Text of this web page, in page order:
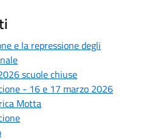
e la repressione degli
scuole chiuse
- 16 e 17 marzo 2026
Motta